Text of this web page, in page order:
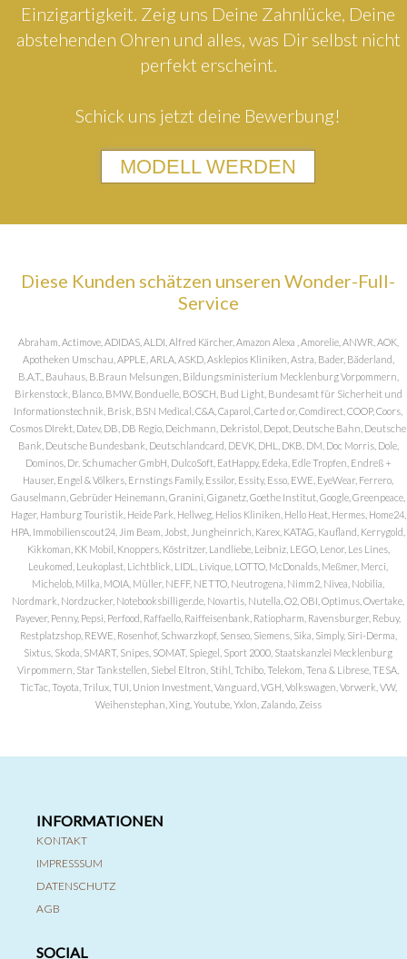
Einzigartigkeit. Zeig uns Deine Zahnlücke, Deine
abstehenden Ohren und alles, was Dir selbst nicht
perfekt erscheint.
Schick uns jetzt deine Bewerbung!
MODELL WERDEN
Diese Kunden schätzen unseren Wonder-Full-
Service
Abraham, Actimove, ADIDAS, ALDI, Alfred Kärcher, Amazon Alexa , Amorelie, ANWR, AOK,
Apotheken Umschau, APPLE, ARLA, ASKD, Asklepios Kliniken, Astra, Bader, Bäderland,
B.A.T., Bauhaus, B.Braun Melsungen, Bildungsministerium Mecklenburg Vorpommern,
Birkenstock, Blanco, BMW, Bonduelle, BOSCH, Bud Light, Bundesamt für Sicherheit und
Informationstechnik, Brisk, BSN Medical, C&A, Caparol, Carte d or, Comdirect, COOP, Coors,
Cosmos DIrekt, Datev, DB, DB Regio, Deichmann, Dekristol, Depot, Deutsche Bahn, Deutsche
Bank, Deutsche Bundesbank, Deutschlandcard, DEVK, DHL, DKB, DM, Doc Morris, Dole,
Dominos, Dr. Schumacher GmbH, DulcoSoft, EatHappy, Edeka, Edle Tropfen, Endreß +
Hauser, Engel & Völkers, Ernstings Family, Essilor, Essity, Esso, EWE, EyeWear, Ferrero,
Gauselmann, Gebrüder Heinemann, Granini, Giganetz, Goethe Institut, Google, Greenpeace,
Hager, Hamburg Touristik, Heide Park, Hellweg, Helios Kliniken, Hello Heat, Hermes, Home24,
HPA, Immobilienscout24, Jim Beam, Jobst, Jungheinrich, Karex, KATAG, Kaufland, Kerrygold,
Kikkoman, KK Mobil, Knoppers, Köstritzer, Landliebe, Leibniz, LEGO, Lenor, Les Lines,
Leukomed, Leukoplast, Lichtblick, LIDL, Livique, LOTTO, McDonalds, Meßmer, Merci,
Michelob, Milka, MOIA, Müller, NEFF, NETTO, Neutrogena, Nimm2, Nivea, Nobilia,
Nordmark, Nordzucker, Notebooksbilliger.de, Novartis, Nutella, O2, OBI, Optimus, Overtake,
Payever, Penny, Pepsi, Perfood, Raffaello, Raiffeisenbank, Ratiopharm, Ravensburger, Rebuy,
Restplatzshop, REWE, Rosenhof, Schwarzkopf, Senseo, Siemens, Sika, Simply, Siri-Derma,
Sixtus, Skoda, SMART, Snipes, SOMAT, Spiegel, Sport 2000, Staatskanzlei Mecklenburg
Virpommern, Star Tankstellen, Siebel Eltron, Stihl, Tchibo, Telekom, Tena & Librese, TESA,
TicTac, Toyota, Trilux, TUI, Union Investment, Vanguard, VGH, Volkswagen, Vorwerk, VW,
Weihenstephan, Xing, Youtube, Yxlon, Zalando, Zeiss
INFORMATIONEN
KONTAKT
IMPRESSSUM
DATENSCHUTZ
AGB
SOCIAL